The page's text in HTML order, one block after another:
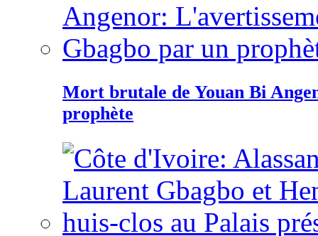
Mort brutale de Youan Bi
prophète